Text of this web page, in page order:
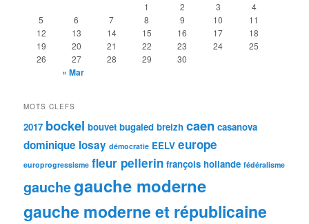
1 2 3
4
5
6 7 8 9 10
11
12
13 14 15 16 17
18
19
20 21 22 23 24
25
26
27 28 29 30
« Mar
MOTS CLEFS
2017 bockel bouvet bugaled breizh caen casanova
dominique losay démocratie EELV europe
europrogressisme fleur pellerin françois hollande fédéralisme
gauchegauche moderne
gauche moderne et républicaine